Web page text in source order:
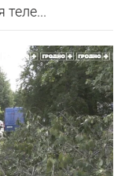
теле...